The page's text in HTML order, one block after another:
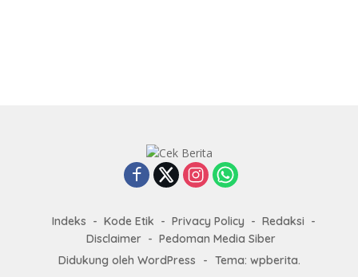
Indeks Kode Etik Privacy Policy
Redaksi
Disclaimer
Pedoman Media Siber
Didukung oleh WordPress
- Tema: wpberita.